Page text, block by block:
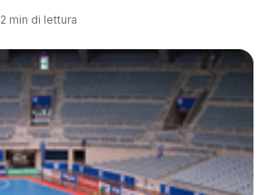
2 min di lettura